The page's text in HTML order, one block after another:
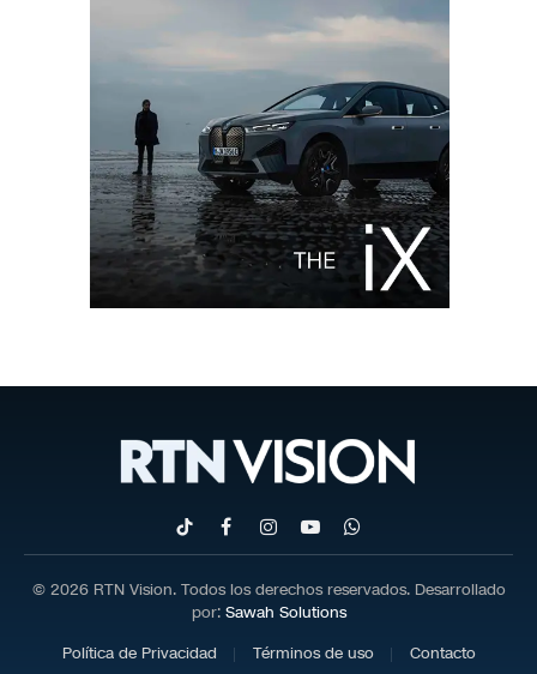
TikTokFacebookInstagram
YouTubeWhatsApp
© 2026 RTN Vision. Todos los derechos reservados. Desarrollado
por: Sawah Solutions
Política de Privacidad
Términos de uso Contacto